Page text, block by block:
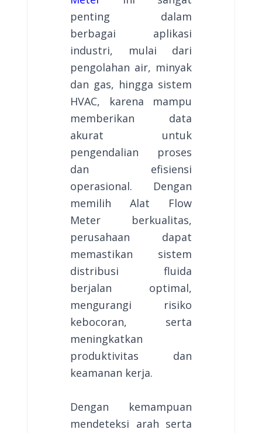
penting dalam
berbagai aplikasi
industri, mulai dari
pengolahan air, minyak
dan gas, hingga sistem
HVAC, karena mampu
memberikan data
akurat untuk
pengendalian proses
dan efisiensi
operasional. Dengan
memilih Alat Flow
Meter berkualitas,
perusahaan dapat
memastikan sistem
distribusi fluida
berjalan optimal,
mengurangi risiko
kebocoran, serta
meningkatkan
produktivitas dan
keamanan kerja.
Dengan kemampuan
mendeteksi arah serta